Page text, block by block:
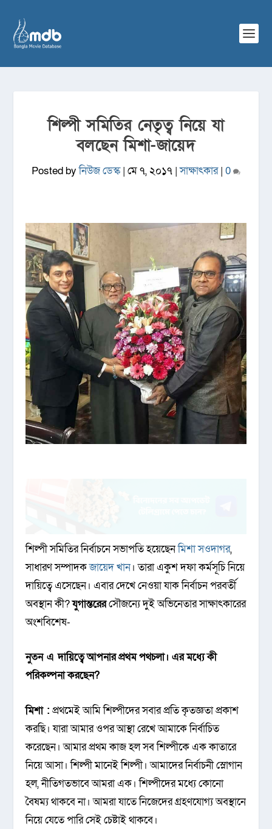
শিল্পী সমিতির নেতৃত্ব নিয়ে যা
বলছেন মিশা-জায়েদ
Posted byনিউজ ডেস্ক| মে ৭, ২০১৭ |সাক্ষাৎকার| 0
শিল্পী সমিতির নির্বাচনে সভাপতি হয়েছেনমিশা সওদাগর,
সাধারণ সম্পাদকজায়েদ খান। তারা একুশ দফা কর্মসূচি নিয়ে
দায়িত্বে এসেছেন। এবার দেখে নেওয়া যাক নির্বাচন পরবর্তী
অবস্থান কী?যুগান্তরেরসৌজন্যে দুই অভিনেতার সাক্ষাৎকারের
অংশবিশেষ-
নুতন এ দায়িত্বেআপনারপ্রথমপথচলা। এরমধ্যেকী
পরিকল্পনাকরছেন?
মিশা : প্রথমেই আমি শিল্পীদের সবার প্রতি কৃতজ্ঞতা প্রকাশ
করছি। যারা আমার ওপর আস্থা রেখে আমাকে নির্বাচিত
করেছেন। আমার প্রথম কাজ হল সব শিল্পীকে এক কাতারে
নিয়ে আসা। শিল্পী মানেই শিল্পী। আমাদের নির্বাচনী স্লোগান
হল, নীতিগতভাবে আমরা এক। শিল্পীদের মধ্যে কোনো
বৈষম্য থাকবে না। আমরা যাতে নিজেদের গ্রহণযোগ্য অবস্থানে
নিয়ে যেতে পারি সেই চেষ্টাই থাকবে।